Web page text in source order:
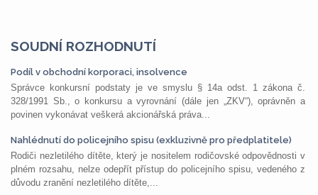
SOUDNÍ ROZHODNUTÍ
Podíl v obchodní korporaci, insolvence
Správce konkursní podstaty je ve smyslu § 14a odst. 1 zákona č.
328/1991 Sb., o konkursu a vyrovnání (dále jen „ZKV“), oprávněn a
povinen vykonávat veškerá akcionářská práva...
Nahlédnutí do policejního spisu (exkluzivně pro předplatitele)
Rodiči nezletilého dítěte, který je nositelem rodičovské odpovědnosti v
plném rozsahu, nelze odepřít přístup do policejního spisu, vedeného z
důvodu zranění nezletilého dítěte,...